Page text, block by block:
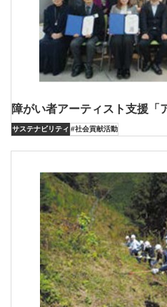
障がい者アーティスト⽀援「
サステナビリティ #社会貢献活動